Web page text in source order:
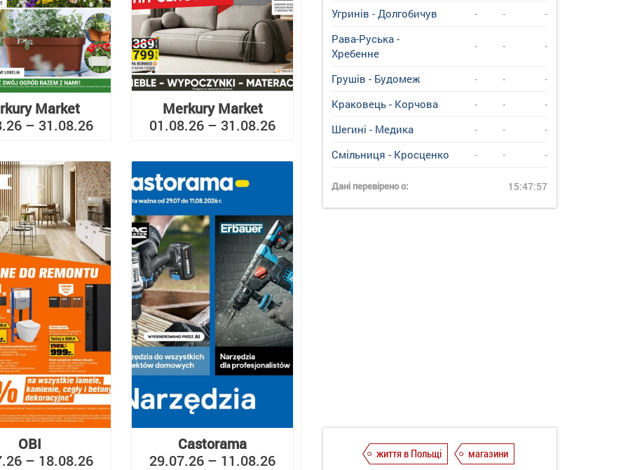
Market
– 31.08.26
Merkury Market
01.08.26 – 31.08.26
OBI
– 18.08.26
Castorama
29.07.26 – 11.08.26
Угринiв - Долгобичув
- -
-
Рава-Руська -
Хребенне
- - -
Грушів - Будомеж - -
-
Краковець - Корчова
- -
-
Шегині - Медика
- -
-
Смільниця - Кросценко
- - -
Дані перевірено о: 15:47:57
життя в Польщі
магазини